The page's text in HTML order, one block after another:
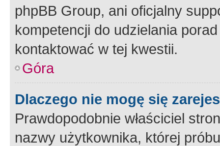
phpBB Group, ani oficjalny
kompetencji do udzielania
kontaktować w tej kwestii.
Góra
Dlaczego nie mogę się
Prawdopodobnie właściciel
nazwy użytkownika, której